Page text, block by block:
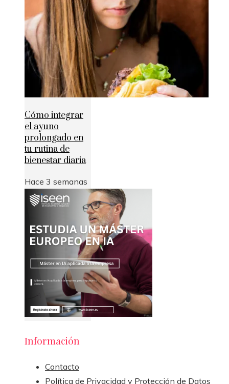
Cómo integrar
el ayuno
prolongado en
tu rutina de
bienestar diaria
Hace 3 semanas
Información
Contacto
Política de Privacidad y Protección de Datos